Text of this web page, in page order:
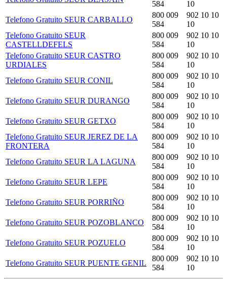
584
10
Telefono Gratuito SEUR CARBALLO
800 009
584
902 10 10
10
Telefono Gratuito SEUR
CASTELLDEFELS
800 009
584
902 10 10
10
Telefono Gratuito SEUR CASTRO
URDIALES
800 009
584
902 10 10
10
Telefono Gratuito SEUR CONIL
800 009
584
902 10 10
10
Telefono Gratuito SEUR DURANGO
800 009
584
902 10 10
10
Telefono Gratuito SEUR GETXO
800 009
584
902 10 10
10
Telefono Gratuito SEUR JEREZ DE LA
FRONTERA
800 009
584
902 10 10
10
Telefono Gratuito SEUR LA LAGUNA
800 009
584
902 10 10
10
Telefono Gratuito SEUR LEPE
800 009
584
902 10 10
10
Telefono Gratuito SEUR PORRIÑO
800 009
584
902 10 10
10
Telefono Gratuito SEUR POZOBLANCO
800 009
584
902 10 10
10
Telefono Gratuito SEUR POZUELO
800 009
584
902 10 10
10
Telefono Gratuito SEUR PUENTE GENIL
800 009
584
902 10 10
10